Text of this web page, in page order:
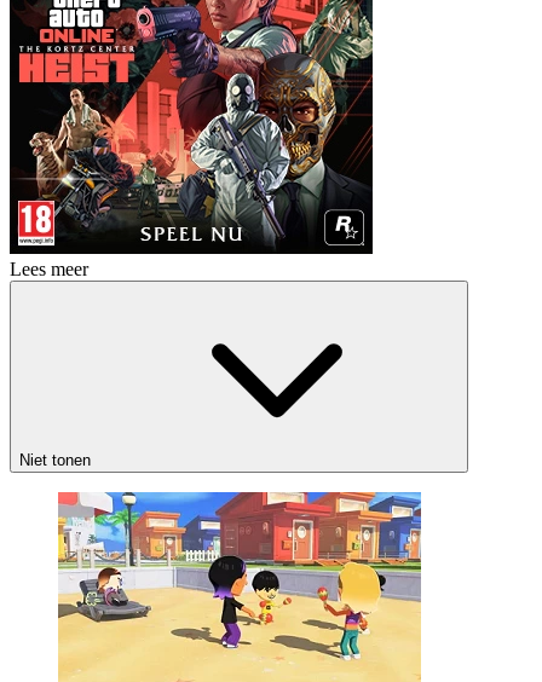
Lees meer
Niet tonen